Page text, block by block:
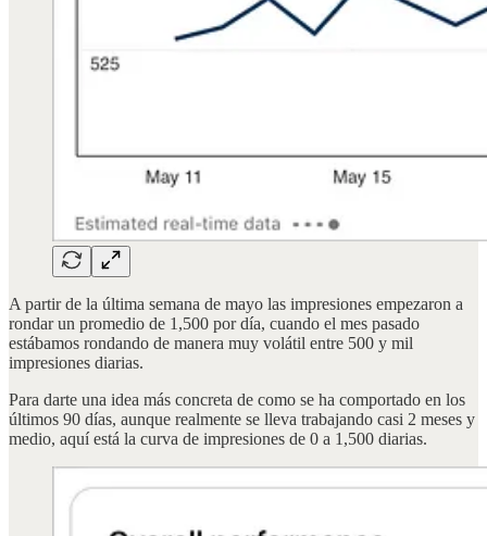
A partir de la última semana de mayo las impresiones empezaron a
rondar un promedio de 1,500 por día, cuando el mes pasado
estábamos rondando de manera muy volátil entre 500 y mil
impresiones diarias.
Para darte una idea más concreta de como se ha comportado en los
últimos 90 días, aunque realmente se lleva trabajando casi 2 meses y
medio, aquí está la curva de impresiones de 0 a 1,500 diarias.